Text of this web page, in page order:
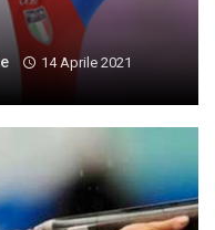
14 Aprile 2021